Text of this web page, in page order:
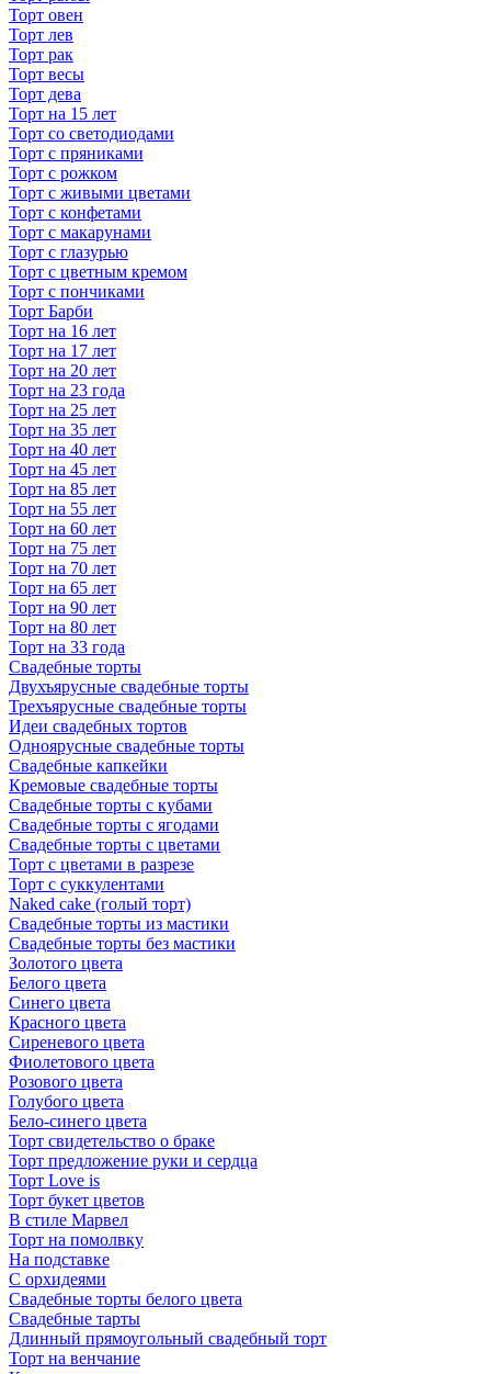
Торт овен
Торт лев
Торт рак
Торт весы
Торт дева
Торт на 15 лет
Торт со светодиодами
Торт с пряниками
Торт с рожком
Торт с живыми цветами
Торт с конфетами
Торт с макарунами
Торт с глазурью
Торт с цветным кремом
Торт с пончиками
Торт Барби
Торт на 16 лет
Торт на 17 лет
Торт на 20 лет
Торт на 23 года
Торт на 25 лет
Торт на 35 лет
Торт на 40 лет
Торт на 45 лет
Торт на 85 лет
Торт на 55 лет
Торт на 60 лет
Торт на 75 лет
Торт на 70 лет
Торт на 65 лет
Торт на 90 лет
Торт на 80 лет
Торт на 33 года
Свадебные торты
Двухъярусные свадебные торты
Трехъярусные свадебные торты
Идеи свадебных тортов
Одноярусные свадебные торты
Свадебные капкейки
Кремовые свадебные торты
Свадебные торты с кубами
Свадебные торты с ягодами
Свадебные торты с цветами
Торт с цветами в разрезе
Торт с суккулентами
Naked cake (голый торт)
Свадебные торты из мастики
Свадебные торты без мастики
Золотого цвета
Белого цвета
Синего цвета
Красного цвета
Сиреневого цвета
Фиолетового цвета
Розового цвета
Голубого цвета
Бело-синего цвета
Торт свидетельство о браке
Торт предложение руки и сердца
Торт Love is
Торт букет цветов
В стиле Марвел
Торт на помолвку
На подставке
С орхидеями
Свадебные торты белого цвета
Свадебные тарты
Длинный прямоугольный свадебный торт
Торт на венчание